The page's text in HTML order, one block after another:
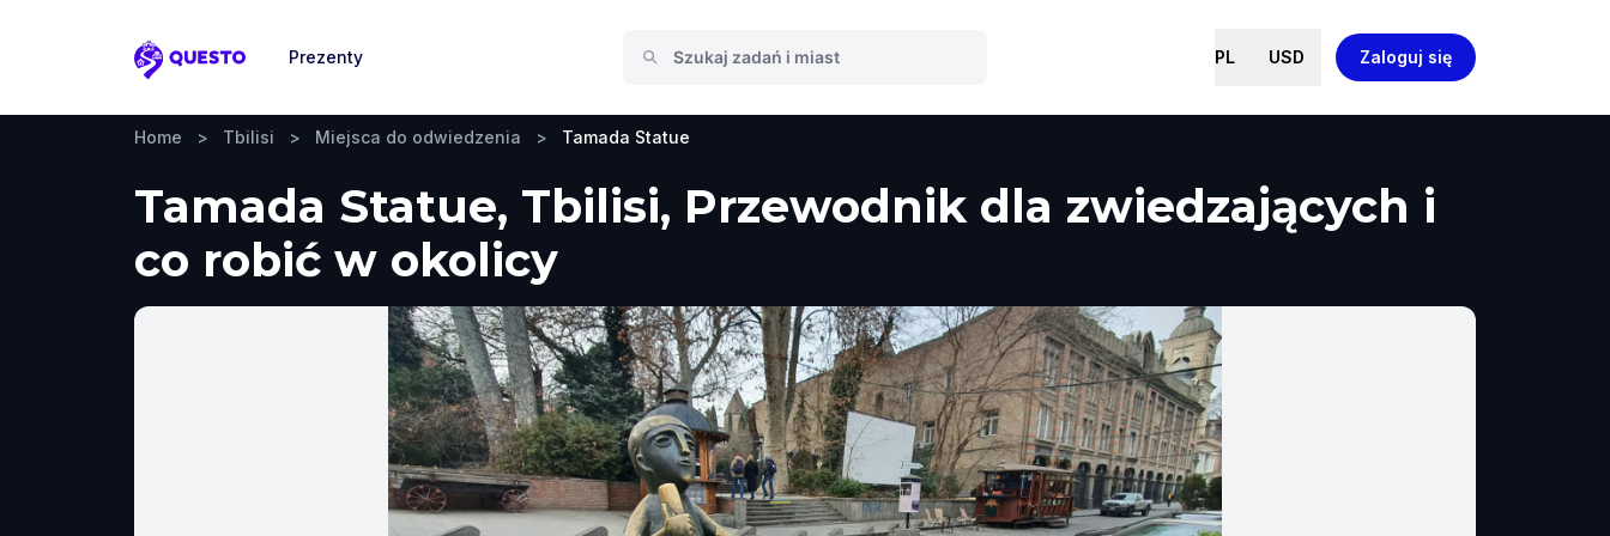
Questo
Prezenty PL USD Zaloguj się
Home > Tbilisi > Miejsca do odwiedzenia > Tamada Statue
Tamada Statue, Tbilisi, Przewodnik dla zwiedzających i
co robić w okolicy